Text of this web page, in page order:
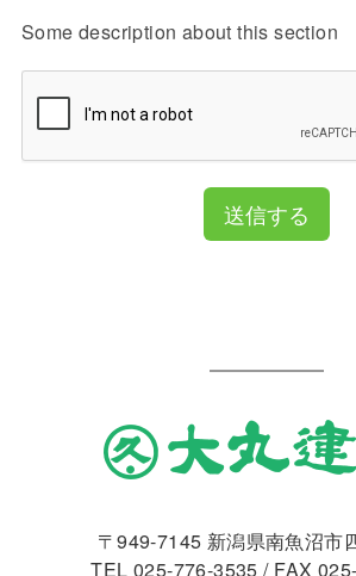
Some description about this section
送信する
〒949-7145 新潟県南魚沼市
TEL025-776-3535 / FAX